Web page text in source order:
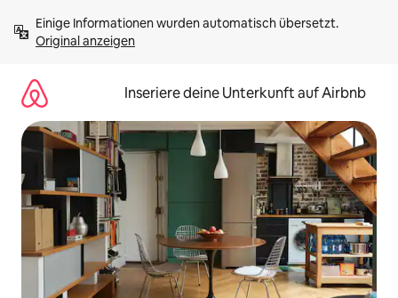
Inhalten
springenOriginal anzeigen
Inseriere deine Unterkunft auf Airbnb